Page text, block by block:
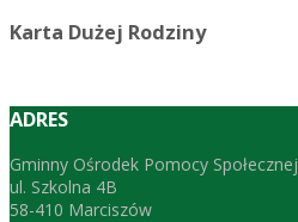
Karta Dużej Rodziny
ADRES
Gminny Ośrodek Pomocy Społecznej
ul. Szkolna 4B
58-410 Marciszów